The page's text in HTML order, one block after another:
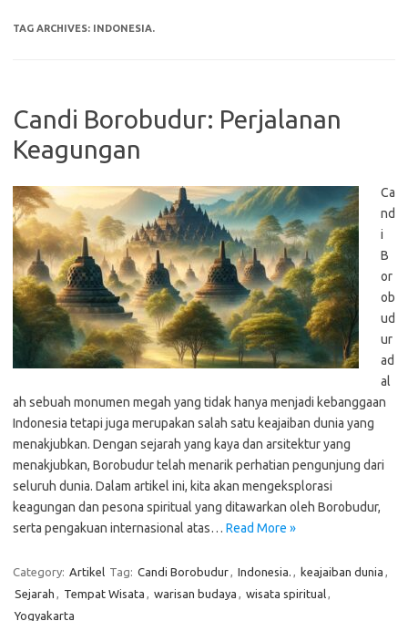
TAG ARCHIVES: INDONESIA.
Candi Borobudur: Perjalanan
Keagungan
Ca
nd
i
B
or
ob
ud
ur
ad
al
ah sebuah monumen megah yang tidak hanya menjadi kebanggaan
Indonesia tetapi juga merupakan salah satu keajaiban dunia yang
menakjubkan. Dengan sejarah yang kaya dan arsitektur yang
menakjubkan, Borobudur telah menarik perhatian pengunjung dari
seluruh dunia. Dalam artikel ini, kita akan mengeksplorasi
keagungan dan pesona spiritual yang ditawarkan oleh Borobudur,
serta pengakuan internasional atas… Read More »
Category: Artikel Tag: Candi Borobudur, Indonesia. , keajaiban dunia ,
Sejarah , Tempat Wisata , warisan budaya , wisata spiritual,
Yogyakarta